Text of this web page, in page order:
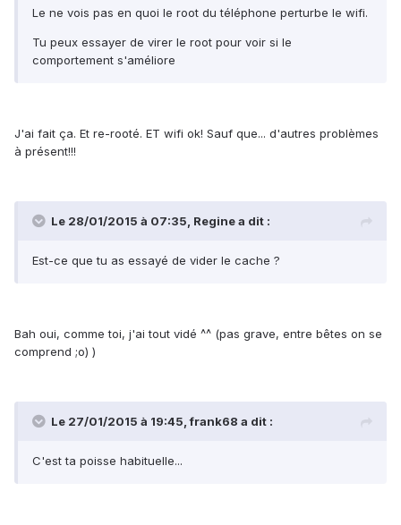
Le ne vois pas en quoi le root du téléphone perturbe le wifi.
Tu peux essayer de virer le root pour voir si le
comportement s'améliore
J'ai fait ça. Et re-rooté. ET wifi ok! Sauf que... d'autres problèmes
à présent!!!
Le 28/01/2015 à 07:35, Regine a dit :
Est-ce que tu as essayé de vider le cache ?
Bah oui, comme toi, j'ai tout vidé ^^ (pas grave, entre bêtes on se
comprend ;o) )
Le 27/01/2015 à 19:45, frank68 a dit :
C'est ta poisse habituelle...